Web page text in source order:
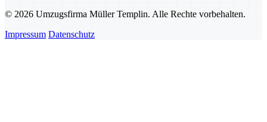
© 2026 Umzugsfirma Müller Templin. Alle Rechte vorbehalten.
Impressum Datenschutz